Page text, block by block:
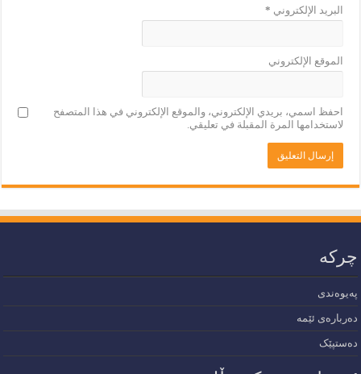
البريد الإلكتروني *
الموقع الإلكتروني
احفظ اسمي، بريدي الإلكتروني، والموقع الإلكتروني في هذا المتصفح
لاستخدامها المرة المقبلة في تعليقي.
چرکە
پەیوەندی
دەربارەی ئێمە
دەستپێک